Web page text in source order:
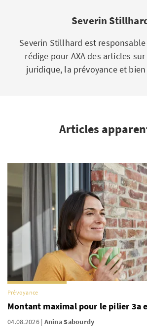
Severin
Severin Stillhard est
rédige pour AXA des articles
juridique, la prévoyance et
Articles
Prévoyance
Montant maximal pour le pilier 3a
04.08.2026 Anina Sabourdy